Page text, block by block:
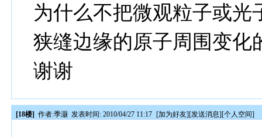
为什么不把微观粒子或光
狭缝边缘的原子周围变化
谢谢
[18楼] 作者:季灏 发表时间: 2010/04/27 11:17 [加为好友][发送消息][个人空间]